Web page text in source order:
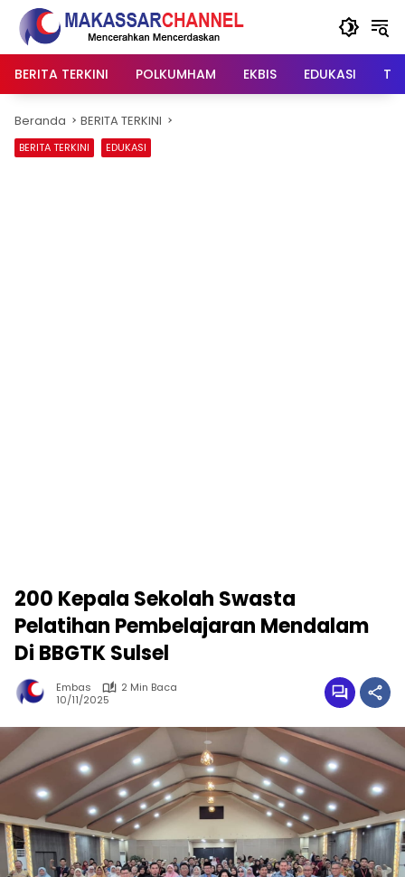
Langsung
konten
BERITA TERKINI
POLKUMHAM EKBIS EDUKASI
Beranda BERITA TERKINI
BERITA TERKINI EDUKASI
200 Kepala Sekolah Swasta
Pelatihan Pembelajaran Mendalam
Di BBGTK Sulsel
Embas
2 Min Baca
10/11/2025